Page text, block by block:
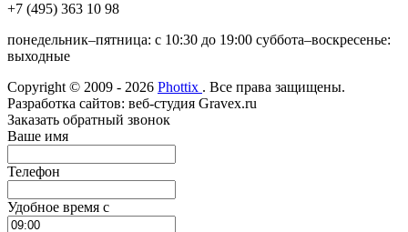
+7 (495) 363 10 98
понедельник–пятница: с 10:30 до 19:00 суббота–воскресенье:
выходные
Copyright © 2009 - 2026 Phottix . Все права защищены.
Разработка сайтов: веб-студия Gravex.ru
Заказать обратный звонок
Ваше имя
Телефон
Удобное время c